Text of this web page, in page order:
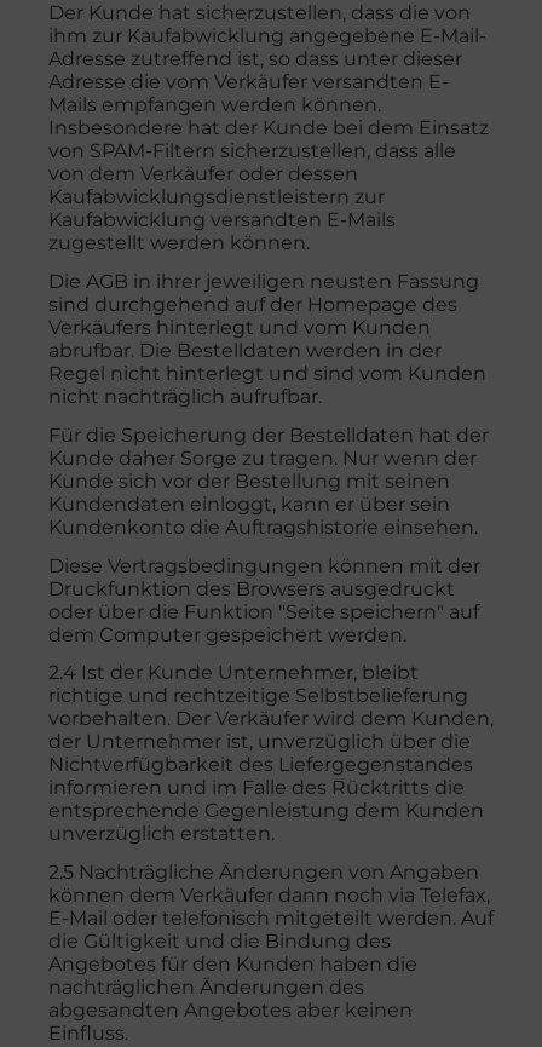
Der Kunde hat sicherzustellen, dass die von
ihm zur Kaufabwicklung angegebene E-Mail-
Adresse zutreffend ist, so dass unter dieser
Adresse die vom Verkäufer versandten E-
Mails empfangen werden können.
Insbesondere hat der Kunde bei dem Einsatz
von SPAM-Filtern sicherzustellen, dass alle
von dem Verkäufer oder dessen
Kaufabwicklungsdienstleistern zur
Kaufabwicklung versandten E-Mails
zugestellt werden können.
Die AGB in ihrer jeweiligen neusten Fassung
sind durchgehend auf der Homepage des
Verkäufers hinterlegt und vom Kunden
abrufbar. Die Bestelldaten werden in der
Regel nicht hinterlegt und sind vom Kunden
nicht nachträglich aufrufbar.
Für die Speicherung der Bestelldaten hat der
Kunde daher Sorge zu tragen. Nur wenn der
Kunde sich vor der Bestellung mit seinen
Kundendaten einloggt, kann er über sein
Kundenkonto die Auftragshistorie einsehen.
Diese Vertragsbedingungen können mit der
Druckfunktion des Browsers ausgedruckt
oder über die Funktion "Seite speichern" auf
dem Computer gespeichert werden.
2.4 Ist der Kunde Unternehmer, bleibt
richtige und rechtzeitige Selbstbelieferung
vorbehalten. Der Verkäufer wird dem Kunden,
der Unternehmer ist, unverzüglich über die
Nichtverfügbarkeit des Liefergegenstandes
informieren und im Falle des Rücktritts die
entsprechende Gegenleistung dem Kunden
unverzüglich erstatten.
2.5 Nachträgliche Änderungen von Angaben
können dem Verkäufer dann noch via Telefax,
E-Mail oder telefonisch mitgeteilt werden. Auf
die Gültigkeit und die Bindung des
Angebotes für den Kunden haben die
nachträglichen Änderungen des
abgesandten Angebotes aber keinen
Einfluss.